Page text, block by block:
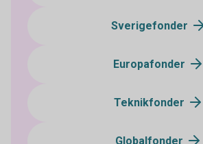
Sverigefonder
Europafonder
Teknikfonder
Globalfonder